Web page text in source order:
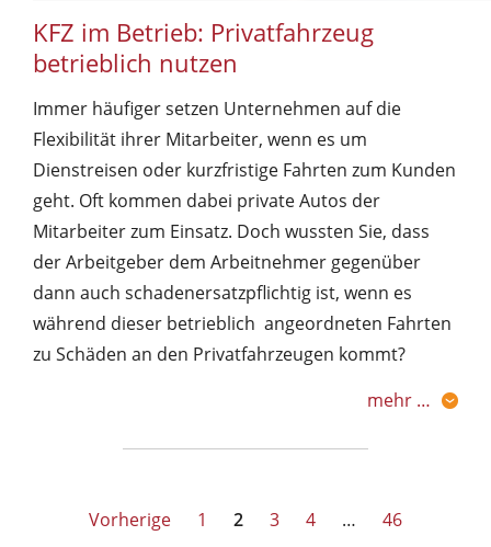
KFZ im Betrieb: Privatfahrzeug
betrieblich nutzen
Immer häufiger setzen Unternehmen auf die
Flexibilität ihrer Mitarbeiter, wenn es um
Dienstreisen oder kurzfristige Fahrten zum Kunden
geht. Oft kommen dabei private Autos der
Mitarbeiter zum Einsatz. Doch wussten Sie, dass
der Arbeitgeber dem Arbeitnehmer gegenüber
dann auch schadenersatzpflichtig ist, wenn es
während dieser betrieblich angeordneten Fahrten
zu Schäden an den Privatfahrzeugen kommt?
mehr …
Seitennummerierung
Vorherige 1 2 3 4 …
46